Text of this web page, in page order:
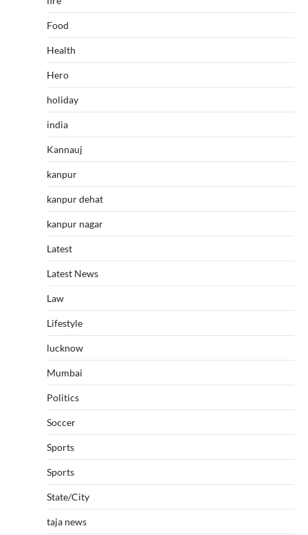
Food
Health
Hero
holiday
india
Kannauj
kanpur
kanpur dehat
kanpur nagar
Latest
Latest News
Law
Lifestyle
lucknow
Mumbai
Politics
Soccer
Sports
Sports
State/City
taja news